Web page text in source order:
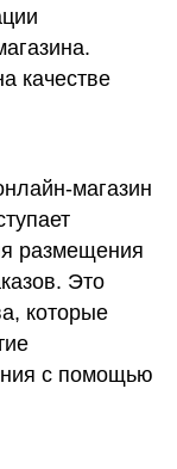
качестве
магазин
размещения
Это
которые
с помощью